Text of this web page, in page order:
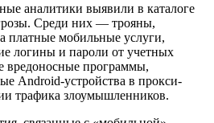
аналитики выявили в каталоге
Среди них — трояны,
мобильные услуги,
логины и пароли от учетных
вредоносные программы,
Android-устройства в прокси-
трафика злоумышленников.